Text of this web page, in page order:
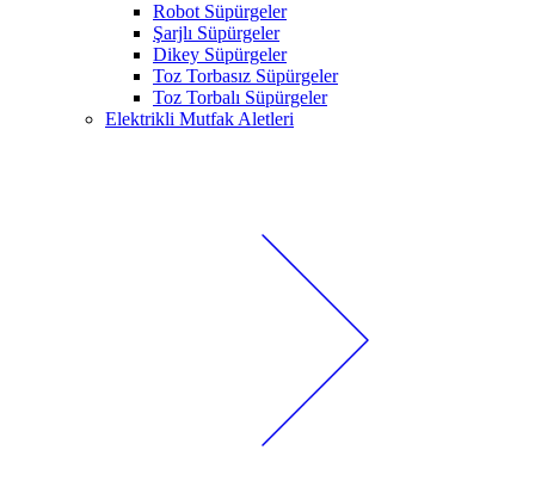
Robot Süpürgeler
Şarjlı Süpürgeler
Dikey Süpürgeler
Toz Torbasız Süpürgeler
Toz Torbalı Süpürgeler
Elektrikli Mutfak Aletleri